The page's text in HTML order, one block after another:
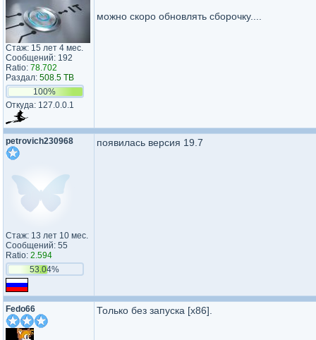
Стаж: 15 лет 4 мес.
Сообщений: 192
Ratio: 78.702
Раздал: 508.5 TB
100%
Откуда: 127.0.0.1
можно скоро обновлять сборочку....
petrovich230968
Стаж: 13 лет 10 мес.
Сообщений: 55
Ratio: 2.594
53.04%
появилась версия 19.7
Fedo66 Только без запуска [х86].